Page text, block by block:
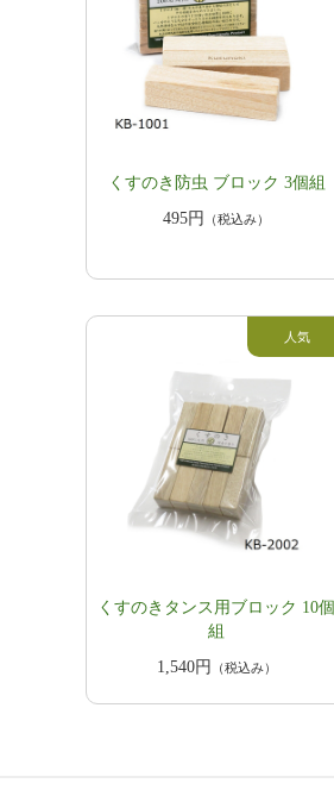
くすのき防虫 ブロック 3個組
495円
（税込み）
くすのきタンス用ブロック 10個
組
1,540円
（税込み）